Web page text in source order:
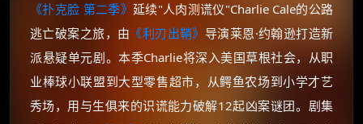
《扑克脸 第二季》 延续"人肉测谎仪"Charlie Cale的公路
逃亡破案之旅，由 《利刃出鞘》 导演莱恩·约翰逊打造新
派悬疑单元剧​。本季Charlie将深入美国草根社会，从职
业棒球小联盟到大型零售超市，从鳄鱼农场到小学才艺
秀场，用与生俱来的识谎能力破解12起凶案谜团​。剧集